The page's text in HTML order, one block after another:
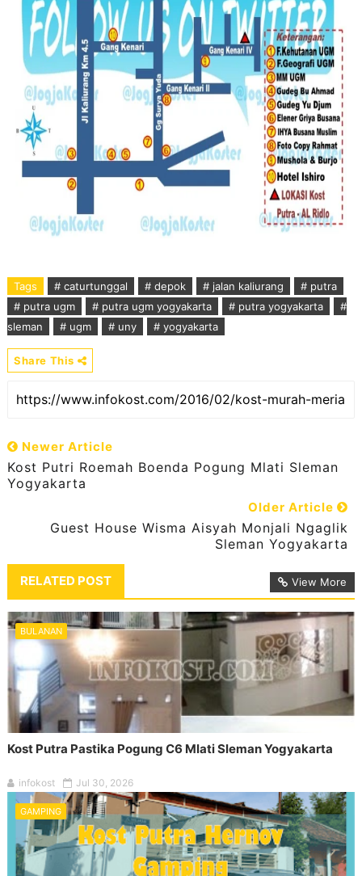
Tags # caturtunggal # depok # jalan kaliurang
# putra
# putra ugm
# putra ugm yogyakarta # putra yogyakarta
#
sleman
# ugm # uny # yogyakarta
Share This
Newer Article
Kost Putri Roemah Boenda Pogung Mlati Sleman
Yogyakarta
Older Article
Guest House Wisma Aisyah Monjali Ngaglik
Sleman Yogyakarta
RELATED POST View More
BULANAN
Kost Putra Pastika Pogung C6 Mlati Sleman Yogyakarta
infokost Jul 30, 2026
GAMPING